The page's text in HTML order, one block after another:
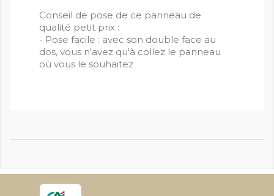
Conseil de pose de ce panneau de
qualité petit prix :
- Pose facile : avec son double face au
dos, vous n'avez qu'à collez le panneau
où vous le souhaitez